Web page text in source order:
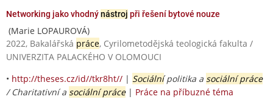
Networking jako vhodnýnástroj při řešení bytové nouze
(Marie LOPAUROVÁ)
2022, Bakalářská práce, Cyrilometodějská teologická fakulta /
UNIVERZITA PALACKÉHO V OLOMOUCI
• http://theses.cz/id//tkr8ht// | Sociálnípolitika a sociální práce
/ Charitativní a sociální práce| Práce na příbuzné téma